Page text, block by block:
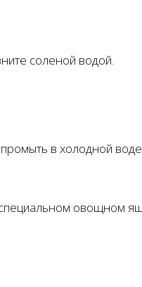
соленой водой.
в холодной
овощном